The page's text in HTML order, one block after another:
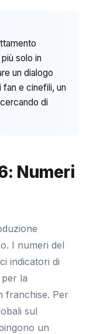
solo in
un dialogo
e cinefili, un
di
Numeri
I numeri del
indicatori di
la
franchise. Per
sul
un